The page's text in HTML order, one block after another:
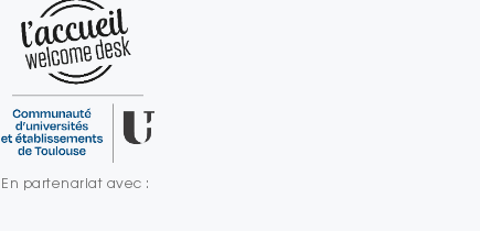
En partenariat avec :